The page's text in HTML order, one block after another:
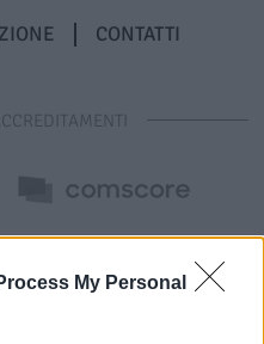
My Personal
CONTATTI